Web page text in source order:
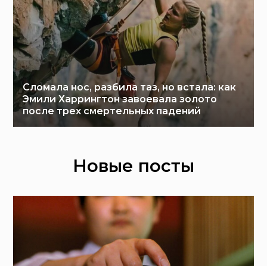
Сломала нос, разбила таз, но встала: как
Эмили Харрингтон завоевала золото
после трех смертельных падений
Новые посты